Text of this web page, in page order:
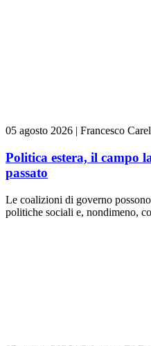
05 agosto 2026 | Francesco
Politica estera, il campo
passato
Le coalizioni di governo
politiche sociali e, nondimeno,